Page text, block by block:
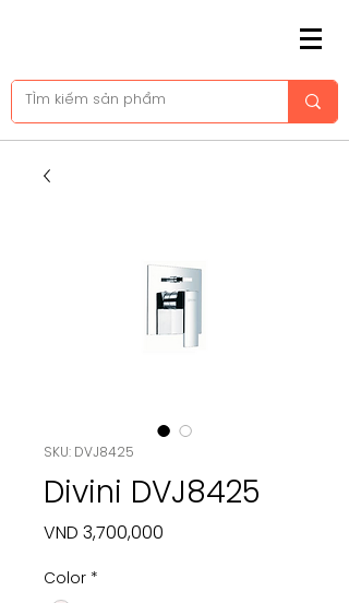
SKU: DVJ8425
Divini DVJ8425
VND 3,700,000
Color *